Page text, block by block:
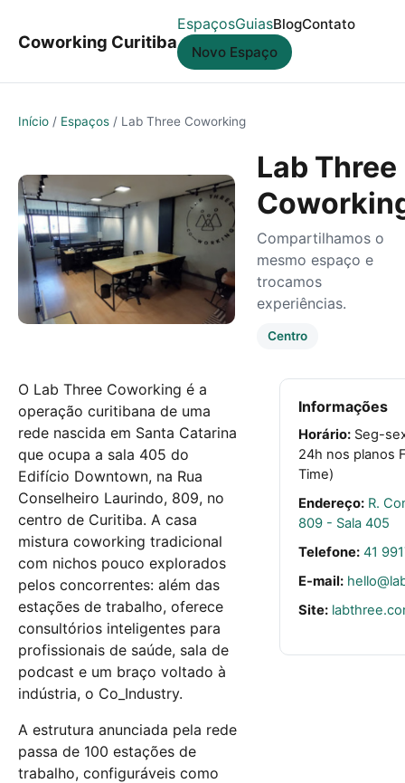
Coworking Curitiba
EspaçosGuiasBlogContato
Novo Espaço
Início / Espaços / Lab Three Coworking
Lab Three
Compartilhamos o
mesmo espaço e
trocamos
experiências.
Centro
O Lab Three Coworking é a
operação curitibana de uma
rede nascida em Santa Catarina
que ocupa a sala 405 do
Edifício Downtown, na Rua
Conselheiro Laurindo, 809, no
centro de Curitiba. A casa
mistura coworking tradicional
com nichos pouco explorados
pelos concorrentes: além das
estações de trabalho, oferece
consultórios inteligentes para
profissionais de saúde, sala de
podcast e um braço voltado à
indústria, o Co_Industry.
A estrutura anunciada pela rede
passa de 100 estações de
trabalho, configuráveis como
Informações
Horário: Seg-
24h nos planos
Time)
Endereço: R.
809 - Sala 405
Telefone: 41
E-mail:
Site: